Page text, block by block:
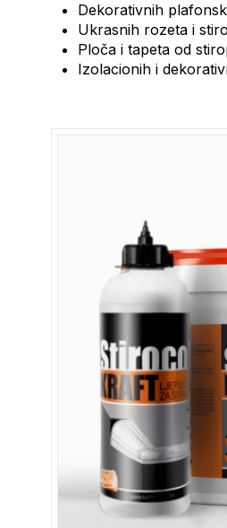
Dekorativnih
Ukrasnih rozeta i
Ploča i tapeta od
Izolacionih i